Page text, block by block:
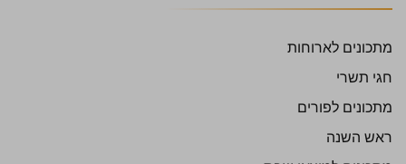
מתכונים לארוחות
חגי תשרי
מתכונים לפורים
ראש השנה